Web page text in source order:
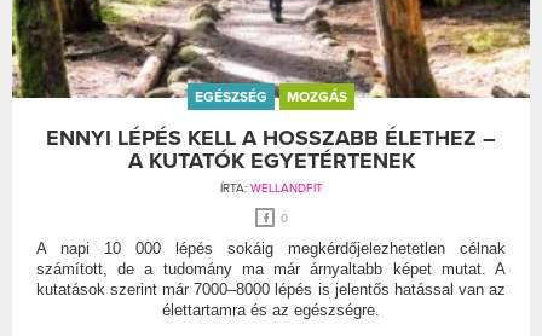
EGÉSZSÉG MOZGÁS
ENNYI LÉPÉS KELL A HOSSZABB ÉLETHEZ –
A KUTATÓK EGYETÉRTENEK
ÍRTA: WELLANDFIT
0
A napi 10 000 lépés sokáig megkérdőjelezhetetlen célnak
számított, de a tudomány ma már árnyaltabb képet mutat. A
kutatások szerint már 7000–8000 lépés is jelentős hatással van az
élettartamra és az egészségre.